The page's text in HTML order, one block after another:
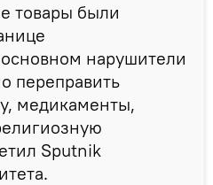
товары были
нарушители
переправить
медикаменты,
Sputnik